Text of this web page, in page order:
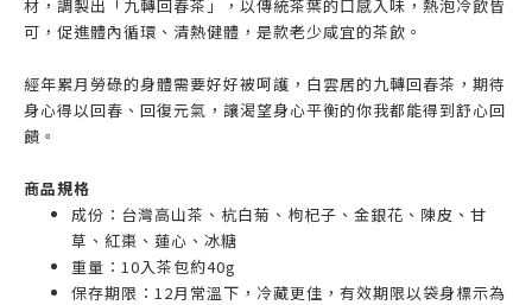
材，調製出「九轉回春茶」，以傳統茶葉的口感入味，熱泡冷飲皆
可，促進體內循環、清熱健體，是款老少咸宜的茶飲。
經年累月勞碌的身體需要好好被呵護，白雲居的九轉回春茶，期待
身心得以回春、回復元氣，讓渴望身心平衡的你我都能得到舒心回
饋。
商品規格
成份：台灣高山茶、杭白菊、枸杞子、金銀花、陳皮、甘
草、紅棗、蓮心、冰糖
重量：10入茶包約40g
保存期限：12月常溫下，冷藏更佳，有效期限以袋身標示為